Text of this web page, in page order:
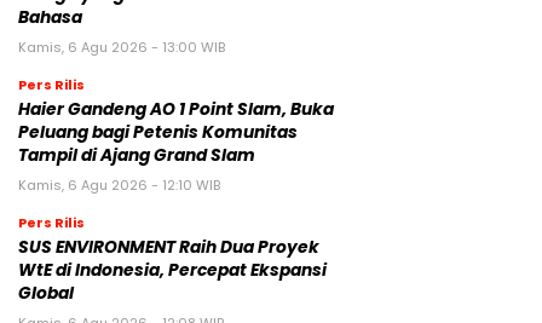
Bahasa
Kamis, 6 Agu 2026 - 13:00 WIB
Pers Rilis
Haier Gandeng AO 1 Point Slam, Buka
Peluang bagi Petenis Komunitas
Tampil di Ajang Grand Slam
Kamis, 6 Agu 2026 - 12:10 WIB
Pers Rilis
SUS ENVIRONMENT Raih Dua Proyek
WtE di Indonesia, Percepat Ekspansi
Global